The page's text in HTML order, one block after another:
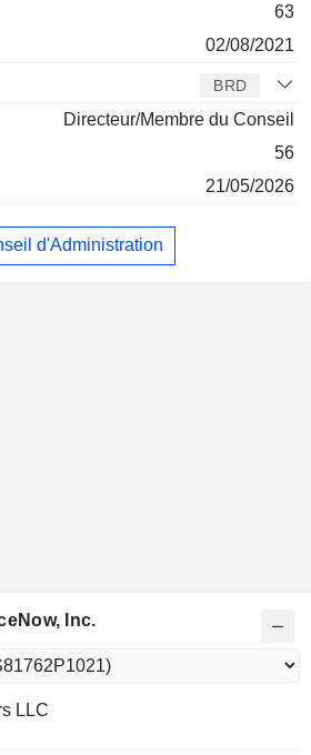
63
02/08/2021
BRD
Directeur/Membre du Conseil
56
21/05/2026
d'Administration
Inc.
LLC